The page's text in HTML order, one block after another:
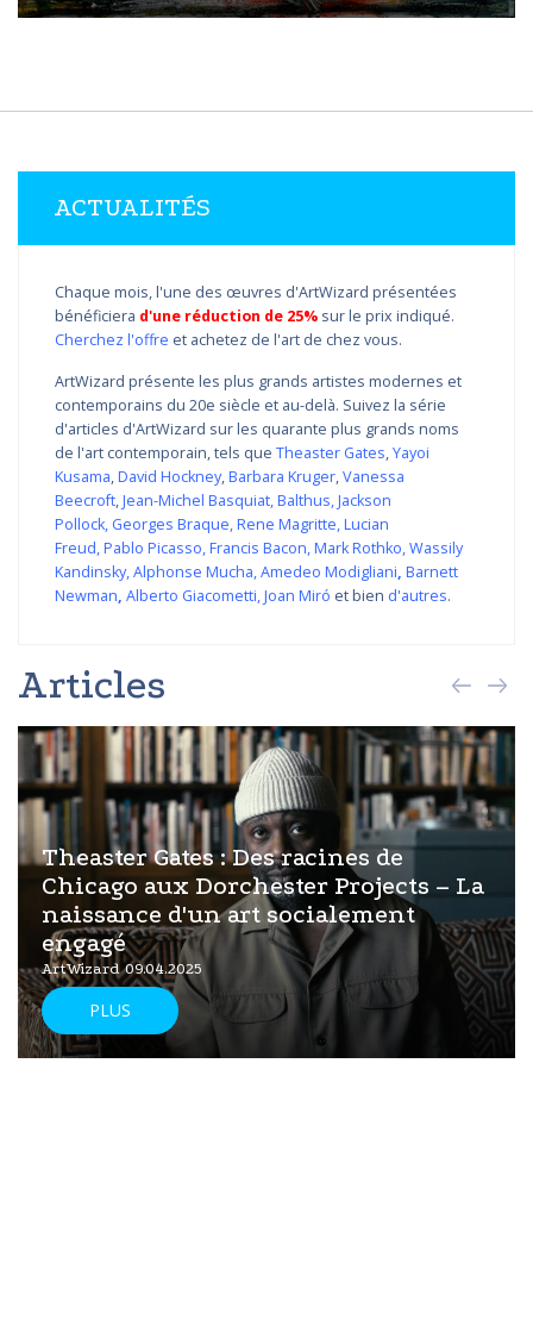
ACTUALITÉS
Chaque mois, l'une des œuvres d'ArtWizard présentées
bénéficiera d'une réduction de 25% sur le prix indiqué.
Cherchez l'offre et achetez de l'art de chez vous.
ArtWizard présente les plus grands artistes modernes et
contemporains du 20e siècle et au-delà. Suivez la série
d'articles d'ArtWizard sur les quarante plus grands noms
de l'art contemporain, tels que Theaster Gates,Yayoi
Kusama,David Hockney,Barbara Kruger,Vanessa
Beecroft,Jean-Michel Basquiat,Balthus,Jackson
Pollock, Georges Braque,Rene Magritte,Lucian
Freud,Pablo Picasso,Francis Bacon,Mark Rothko,Wassily
Kandinsky,Alphonse Mucha,Amedeo Modigliani, Barnett
Newman, Alberto Giacometti,Joan Miró et bien d'autres.
Articles
Theaster Gates : Des racines de
Chicago aux Dorchester Projects – La
naissance d'un art socialement
engagé
ArtWizard 09.04.2025
PLUS